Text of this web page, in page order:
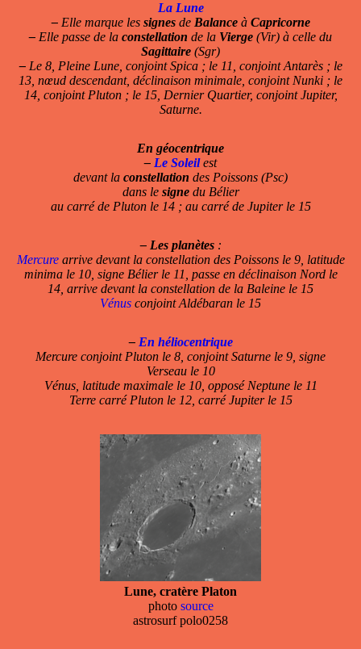
La Lune
–Elle marque les signesde Balanceà Capricorne
– Elle passe de la constellation de la Vierge (Vir) à celle du
Sagittaire (Sgr)
–Le 8, Pleine Lune, conjoint Spica ; le 11, conjoint Antarès ; le
13, nœud descendant, déclinaison minimale, conjoint Nunki ; le
14, conjoint Pluton ; le 15, Dernier Quartier, conjoint Jupiter,
Saturne.
En géocentrique
– Le Soleilest
devant la constellation des Poissons (Psc)
dans le signedu Bélier
au carré de Pluton le 14 ; au carré de Jupiter le 15
– Les planètes:
Mercurearrive devant la constellation des Poissons le 9, latitude
minima le 10, signe Bélier le 11, passe en déclinaison Nord le
14, arrive devant la constellation de la Baleine le 15
Vénus conjoint Aldébaran le 15
– En héliocentrique
Mercure conjoint Pluton le 8, conjoint Saturne le 9, signe
Verseau le 10
Vénus, latitude maximale le 10, opposé Neptune le 11
Terre carré Pluton le 12, carré Jupiter le 15
Lune, cratère Platon
photo source
astrosurf polo0258